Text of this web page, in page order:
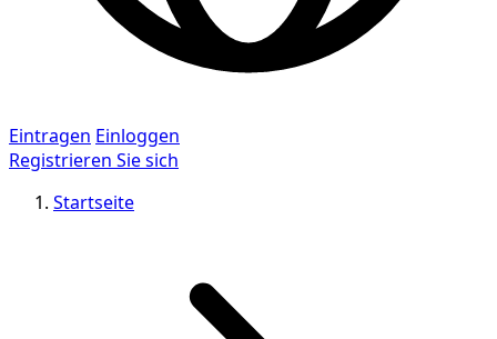
Eintragen Einloggen
Registrieren Sie sich
Startseite